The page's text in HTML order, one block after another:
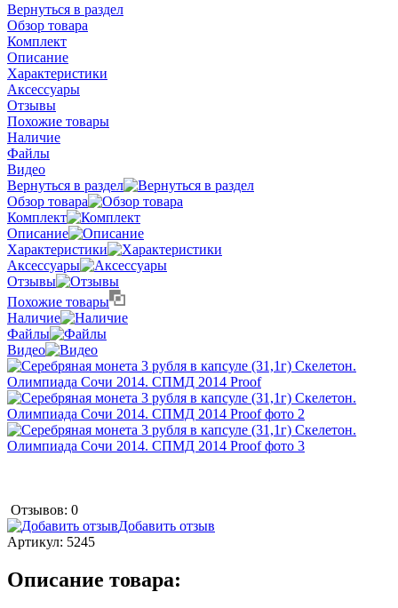
Вернуться в раздел
Обзор товара
Комплект
Описание
Характеристики
Аксессуары
Отзывы
Похожие товары
Наличие
Файлы
Видео
Вернуться в раздел
Обзор товара
Комплект
Описание
Характеристики
Аксессуары
Отзывы
Похожие товары
Наличие
Файлы
Видео
Отзывов: 0
Добавить отзыв
Артикул: 5245
Описание товара: